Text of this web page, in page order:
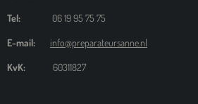
Tel: 06 19 95 75 75
E-mail: info@preparateursanne.nl
KvK: 60311827